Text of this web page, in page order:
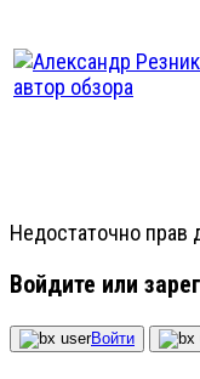
Недостаточно прав
Войдите или
Войти